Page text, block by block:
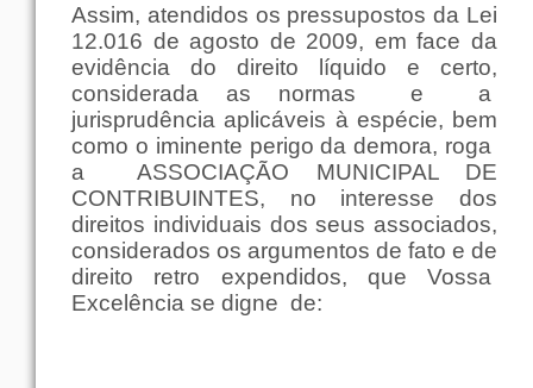
Assim, atendidos os pressupostos da Lei
12.016 de agosto de 2009, em face da
evidência do direito líquido e certo,
considerada as normas e
a
jurisprudência aplicáveis à espécie, bem
como o iminente perigo dademora, roga
a
ASSOCIAÇÃO MUNICIPAL DE
CONTRIBUINTES, no interesse dos
direitos individuais dosseus associados,
considerados os argumentos de fato e de
direito retro expendidos, que
Vossa
Excelência se digne de: